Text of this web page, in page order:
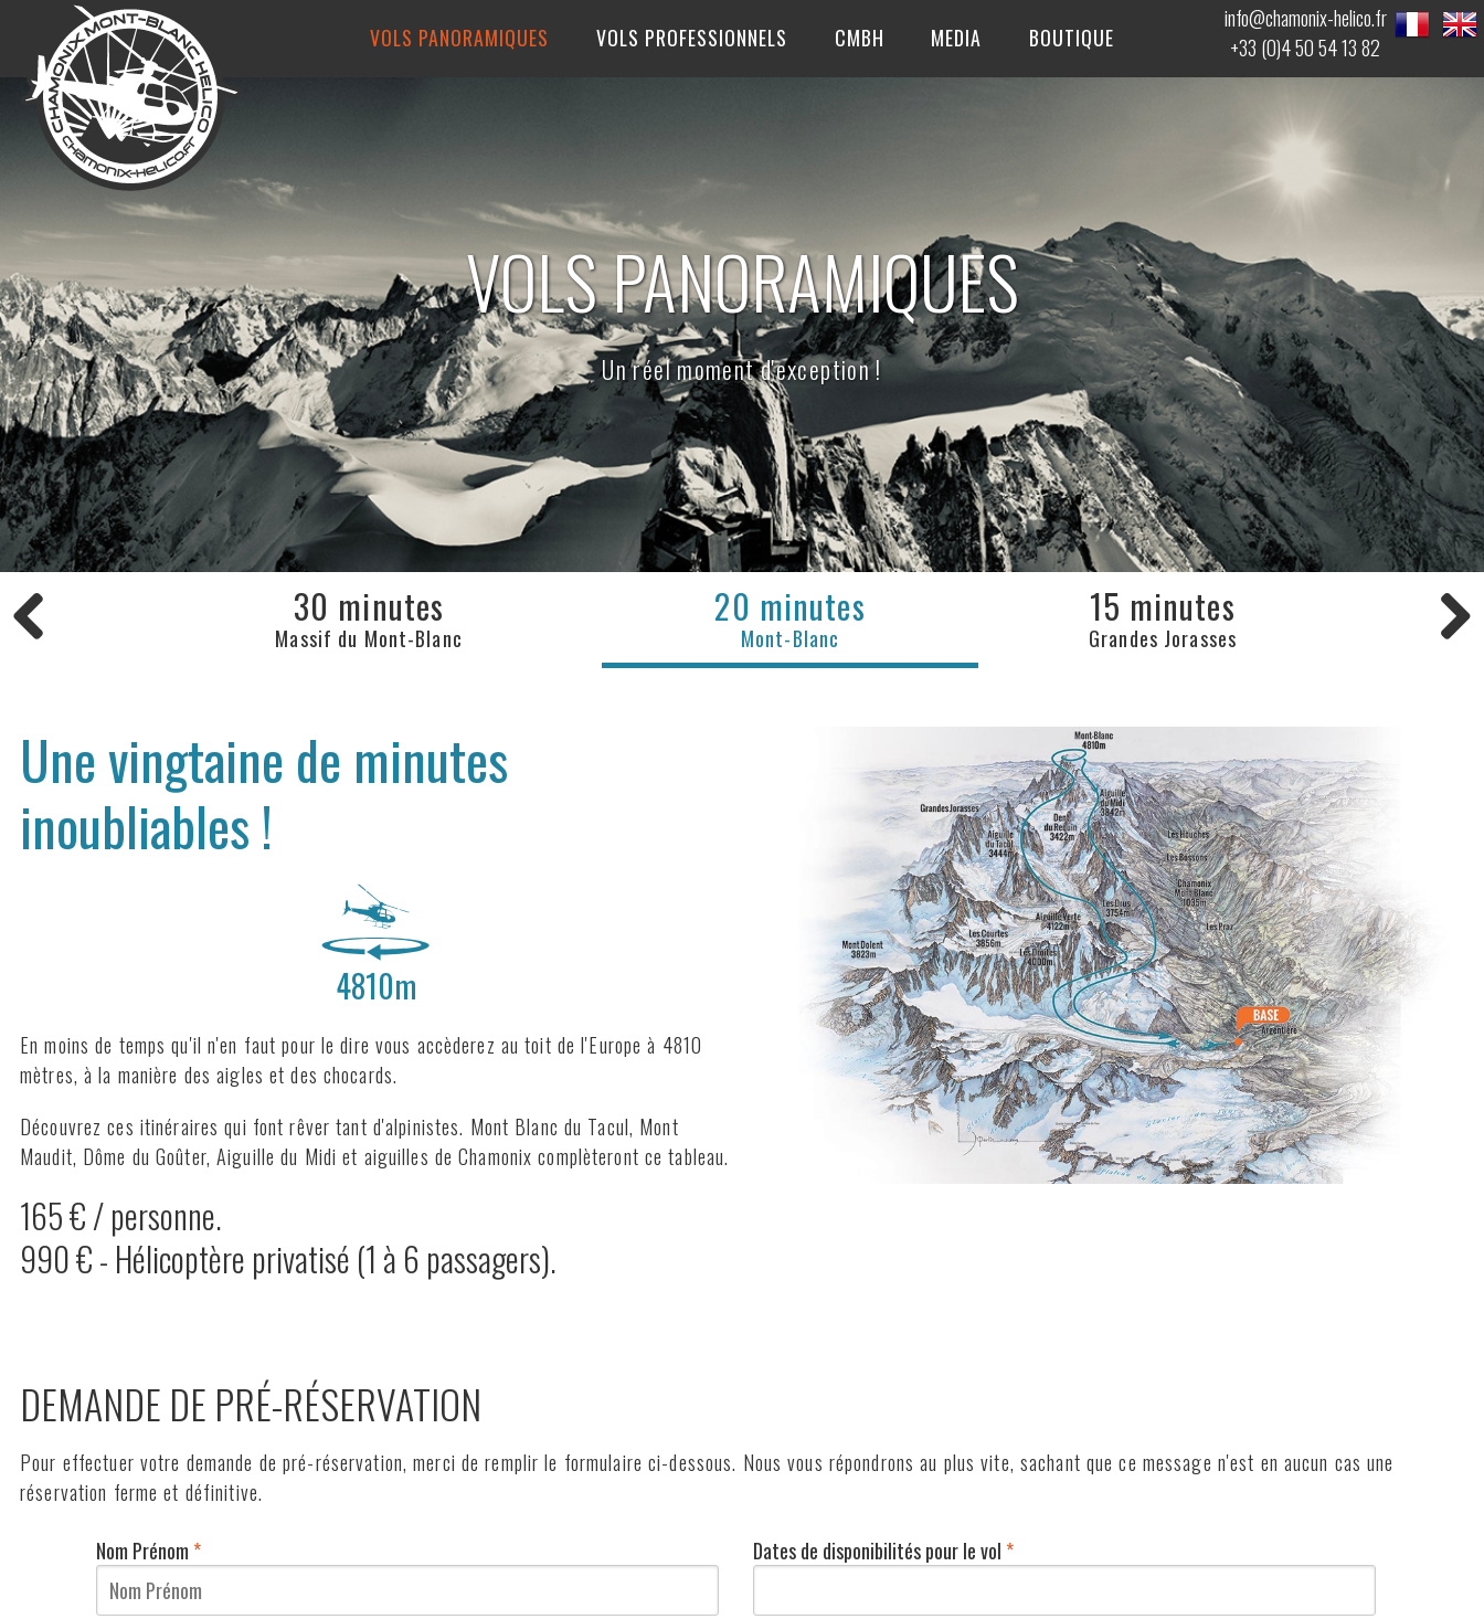
info@chamonix-helico.fr
+33 (0)4 50 54 13 82
VOLS PANORAMIQUES VOLS PROFESSIONNELS CMBH MEDIA BOUTIQUE
VOLS PANORAMIQUES
Un réel moment d'exception !
30 minutes
Massif du Mont-Blanc
20 minutes
Mont-Blanc
15 minutes
Grandes Jorasses
Une vingtaine de minutes
inoubliables !
4810m
En moins de temps qu'il n'en faut pour le dire vous accèderez au toit de l'Europe à 4810
mètres, à la manière des aigles et des chocards.
Découvrez ces itinéraires qui font rêver tant d'alpinistes. Mont Blanc du Tacul, Mont
Maudit, Dôme du Goûter, Aiguille du Midi et aiguilles de Chamonix complèteront ce tableau.
165 € / personne.
990 € - Hélicoptère privatisé (1 à 6 passagers).
DEMANDE DE PRÉ-RÉSERVATION
Pour effectuer votre demande de pré-réservation, merci de remplir le formulaire ci-dessous. Nous vous répondrons au plus vite, sachant que ce message n'est en aucun cas une
réservation ferme et définitive.
Nom Prénom * Dates de disponibilités pour le vol *